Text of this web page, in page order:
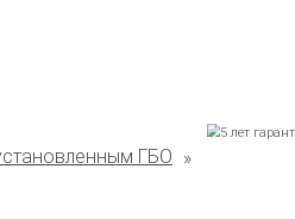
на иномарки: ГБО